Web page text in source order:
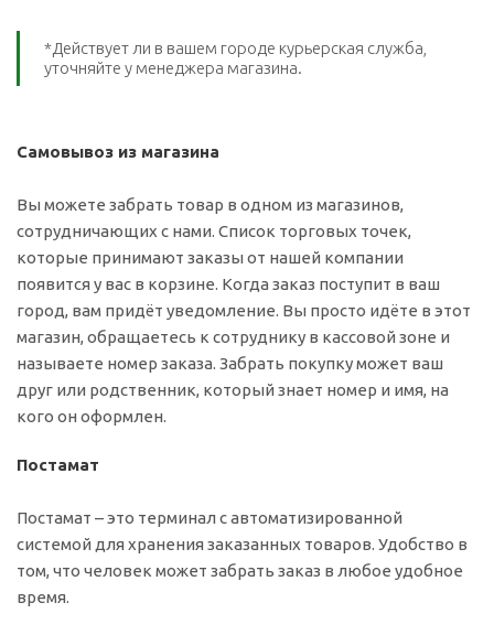
*Действует ли в вашем городе курьерская служба,
уточняйте у менеджера магазина.
Самовывоз из магазина
Вы можете забрать товар в одном из магазинов,
сотрудничающих с нами. Список торговых точек,
которые принимают заказы от нашей компании
появится у вас в корзине. Когда заказ поступит в ваш
город, вам придёт уведомление. Вы просто идёте в этот
магазин, обращаетесь к сотруднику в кассовой зоне и
называете номер заказа. Забрать покупку может ваш
друг или родственник, который знает номер и имя, на
кого он оформлен.
Постамат
Постамат – это терминал с автоматизированной
системой для хранения заказанных товаров. Удобство в
том, что человек может забрать заказ в любое удобное
время.